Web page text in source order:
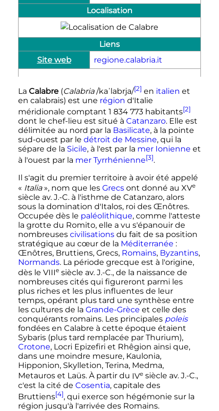
Localisation
Liens
Site web
regione.calabria.it
La Calabre(Calabria/kaˈlabrja/[2] en italien et
en calabrais) est une région d'Italie
méridionale comptant 1 834 773 habitants[2]
dont le chef-lieu est situé à Catanzaro. Elle est
délimitée au nord par la Basilicate, à la pointe
sud-ouest par le détroit de Messine, qui la
sépare de la Sicile, à l'est par la mer Ionienne et
à l'ouest par la mer Tyrrhénienne[3].
Il s'agit du premier territoire à avoir été appelé
« Italia », nom que les Grecsont donné au XVe
siècle av. J.-C.à l'isthme de Catanzaro, alors
sous la domination d'Italos, roi des Œnôtres.
Occupée dès le paléolithique, comme l'atteste
la grotte du Romito, elle a vu s'épanouir de
nombreuses civilisationsdu fait de sa position
stratégique au cœur de la Méditerranée :
Œnôtres, Bruttiens, Grecs, Romains, Byzantins,
Normands. La période grecque est à l'origine,
dès le VIIIe siècle av. J.-C., de la naissance de
nombreuses cités qui figureront parmi les
plus riches et les plus influentes de leur
temps, opérant plus tard une synthèse entre
les cultures de la Grande-Grèce et celle des
conquérants romains. Les principales poleis
fondées en Calabre à cette époque étaient
Sybaris (plus tard remplacée par Thurium),
Crotone, Locri Epizefiri et Rhêgion ainsi que,
dans une moindre mesure, Kaulonia,
Hipponion, Skylletion, Terina, Medma,
Metauros et Laüs. À partir du IVe siècle av. J.-C.,
c'est la cité de Cosentia, capitale des
Bruttiens[4], qui exerce son hégémonie sur la
région jusqu'à l'arrivée des Romains.